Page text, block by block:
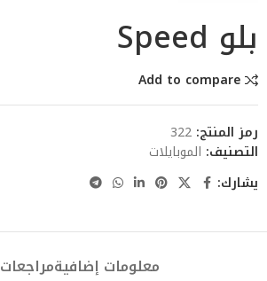
بلو Speed
Add to compare
رمز المنتج: 322
التصنيف: الموبايلات
يشارك:
معلومات إضافيةمراجعات